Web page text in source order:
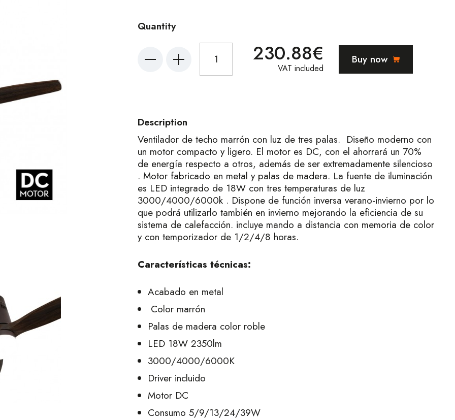
Quantity
230.88€
VAT included
Buy now
Description
Ventilador de techo marrón con luz de tres palas. Diseño moderno con
un motor compacto y ligero. El motor es DC, con el ahorrará un 70%
de energía respecto a otros, además de ser extremadamente silencioso
. Motor fabricado en metal y palas de madera. La fuente de iluminación
es LED integrado de 18W con tres temperaturas de luz
3000/4000/6000k . Dispone de función inversa verano-invierno por lo
que podrá utilizarlo también en invierno mejorando la eficiencia de su
sistema de calefacción. incluye mando a distancia con memoria de color
y con temporizador de 1/2/4/8 horas.
Características técnicas:
Acabado en metal
Color marrón
Palas de madera color roble
LED 18W 2350lm
3000/4000/6000K
Driver incluido
Motor DC
Consumo 5/9/13/24/39W